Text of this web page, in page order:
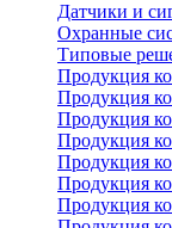
Датчики и
Охранные
Типовые
Продукция
Продукция
Продукция
Продукция
Продукция
Продукция
Продукция